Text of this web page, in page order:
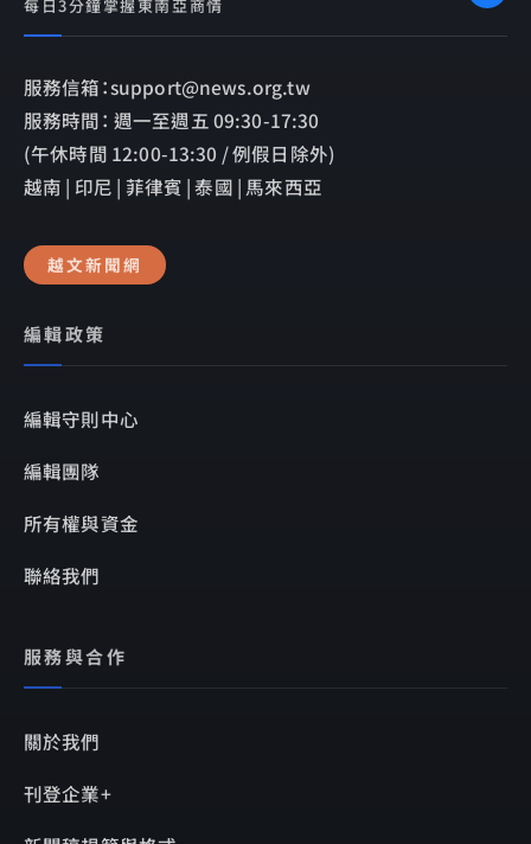
每日3分鐘掌握東南亞商情
服務信箱：support@news.org.tw
服務時間： 週一至週五 09:30-17:30
(午休時間 12:00-13:30 / 例假日除外)
越南 | 印尼 | 菲律賓 | 泰國 | 馬來西亞
越文新聞網
編輯政策
編輯守則中心
編輯團隊
所有權與資金
聯絡我們
服務與合作
關於我們
刊登企業+